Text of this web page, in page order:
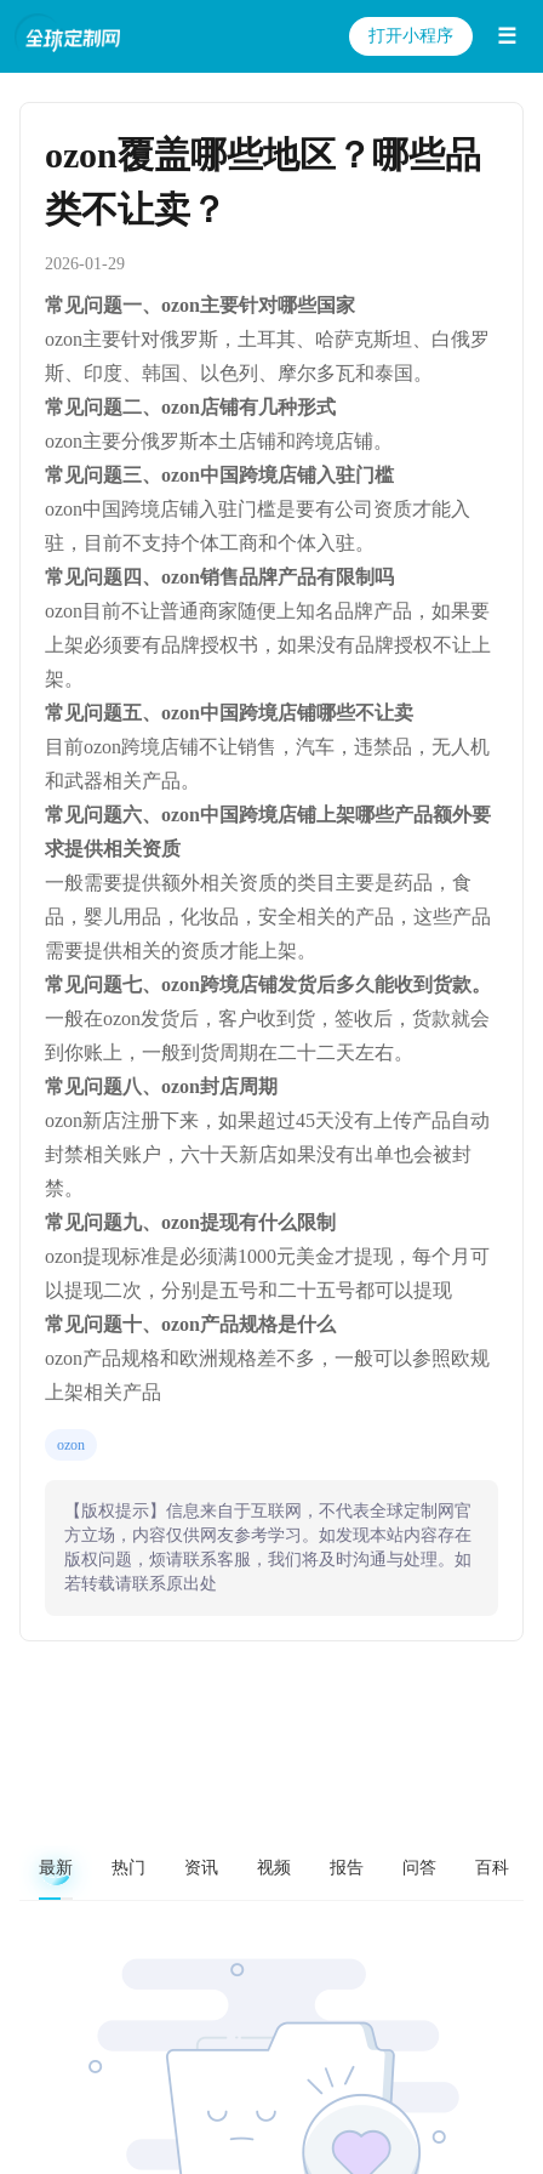
打开小程序 ☰
ozon覆盖哪些地区？哪些品
类不让卖？
2026-01-29
常见问题一、ozon主要针对哪些国家
ozon主要针对俄罗斯，土耳其、哈萨克斯坦、白俄罗
斯、印度、韩国、以色列、摩尔多瓦和泰国。
常见问题二、ozon店铺有几种形式
ozon主要分俄罗斯本土店铺和跨境店铺。
常见问题三、ozon中国跨境店铺入驻门槛
ozon中国跨境店铺入驻门槛是要有公司资质才能入
驻，目前不支持个体工商和个体入驻。
常见问题四、ozon销售品牌产品有限制吗
ozon目前不让普通商家随便上知名品牌产品，如果要
上架必须要有品牌授权书，如果没有品牌授权不让上
架。
常见问题五、ozon中国跨境店铺哪些不让卖
目前ozon跨境店铺不让销售，汽车，违禁品，无人机
和武器相关产品。
常见问题六、ozon中国跨境店铺上架哪些产品额外要
求提供相关资质
一般需要提供额外相关资质的类目主要是药品，食
品，婴儿用品，化妆品，安全相关的产品，这些产品
需要提供相关的资质才能上架。
常见问题七、ozon跨境店铺发货后多久能收到货款。
一般在ozon发货后，客户收到货，签收后，货款就会
到你账上，一般到货周期在二十二天左右。
常见问题八、ozon封店周期
ozon新店注册下来，如果超过45天没有上传产品自动
封禁相关账户，六十天新店如果没有出单也会被封
禁。
常见问题九、ozon提现有什么限制
ozon提现标准是必须满1000元美金才提现，每个月可
以提现二次，分别是五号和二十五号都可以提现
常见问题十、ozon产品规格是什么
ozon产品规格和欧洲规格差不多，一般可以参照欧规
上架相关产品
ozon
【版权提示】信息来自于互联网，不代表全球定制网官
方立场，内容仅供网友参考学习。如发现本站内容存在
版权问题，烦请联系客服，我们将及时沟通与处理。如
若转载请联系原出处
最新 热门 资讯 视频 报告 问答 百科